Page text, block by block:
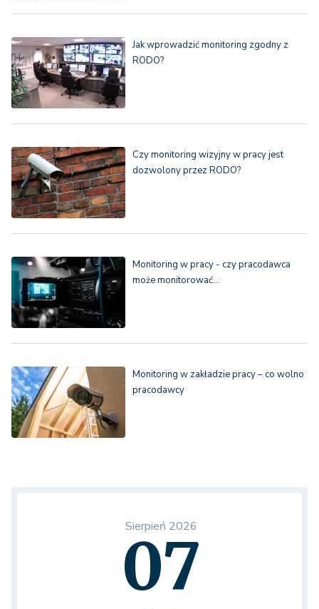
Jak wprowadzić monitoring zgodny z
RODO?
Czy monitoring wizyjny w pracy jest
dozwolony przez RODO?
Monitoring w pracy - czy pracodawca
może monitorować…
Monitoring w zakładzie pracy – co wolno
pracodawcy
Sierpień 2026
07